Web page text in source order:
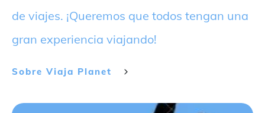
de viajes. ¡Queremos que todos tengan una
gran experiencia viajando!
Sobre Viaja Planet